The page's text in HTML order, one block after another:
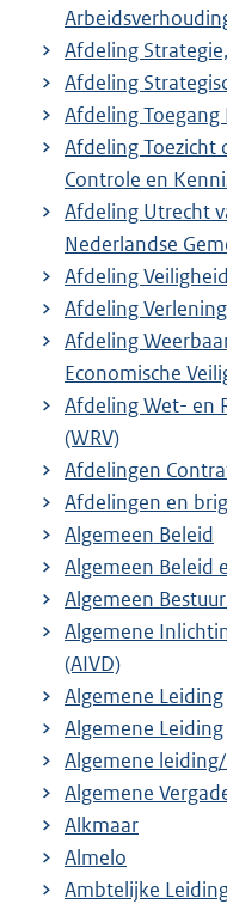
Afdeling
Afdeling
Afdeling Toegang
Afdeling Toezicht
Controle en
Afdeling Utrecht
Nederlandse
Afdeling
Afdeling
Afdeling
Economische
Afdeling Wet- en
(WRV)
Afdelingen
Afdelingen en
Algemeen Beleid
Algemeen Beleid
Algemeen
Algemene
(AIVD)
Algemene Leiding
Algemene Leiding
Algemene
Algemene
Alkmaar
Almelo
Ambtelijke